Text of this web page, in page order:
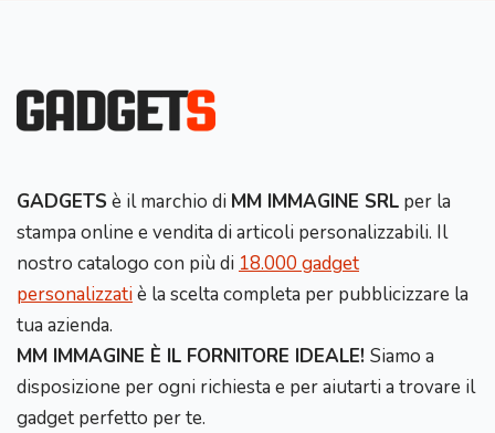
GADGETS è il marchio di MM IMMAGINE SRL per la
stampa online e vendita di articoli personalizzabili. Il
nostro catalogo con più di 18.000 gadget
personalizzatiè la scelta completa per pubblicizzare la
tua azienda.
MM IMMAGINE È IL FORNITORE IDEALE! Siamo a
disposizione per ogni richiesta e per aiutarti a trovare il
gadget perfetto per te.